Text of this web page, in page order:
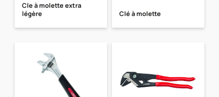
Cle à molette extra
légère
Clé à molette